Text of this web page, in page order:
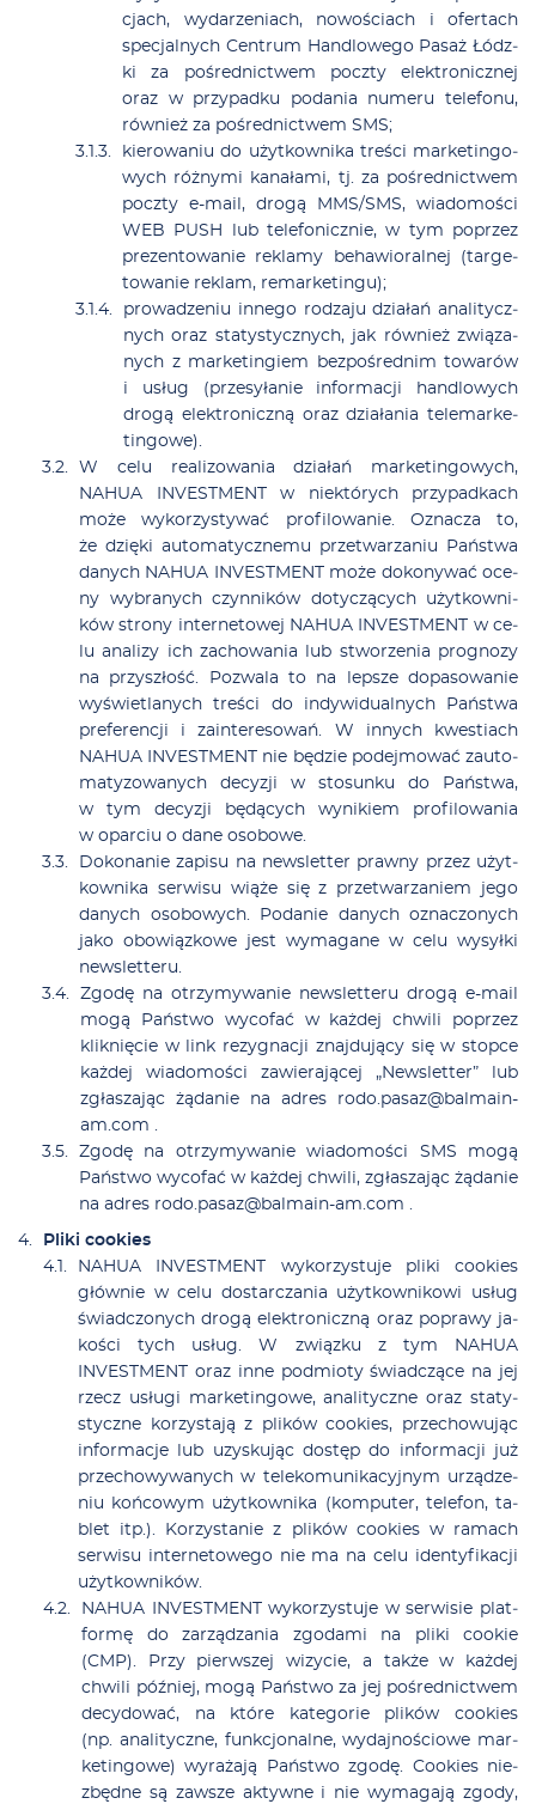
cjach, wy­da­rze­niach, no­wo­ściach i ofer­tach
spe­cjal­nych Cen­trum Han­dlo­we­go Pa­saż Łódz­
ki za po­śred­nic­twem pocz­ty elek­tro­nicz­nej
oraz w przy­pad­ku po­da­nia nu­me­ru te­le­fo­nu,
rów­nież za po­śred­nic­twem SMS;
kie­ro­wa­niu do użyt­kow­ni­ka tre­ści mar­ke­tin­go­
wych róż­ny­mi ka­na­ła­mi, tj. za po­śred­nic­twem
pocz­ty e-ma­il, dro­gą MMS/SMS, wia­do­mo­ści
WEB PUSH lub te­le­fo­nicz­nie, w tym po­przez
pre­zen­to­wa­nie re­kla­my be­ha­wio­ral­nej (tar­ge­
to­wa­nie re­klam, re­mar­ke­tin­gu);
pro­wa­dze­niu in­ne­go ro­dza­ju dzia­łań ana­li­tycz­
nych oraz sta­ty­stycz­nych, jak rów­nież zwią­za­
nych z mar­ke­tin­giem bez­po­śred­nim to­wa­rów
i usług (prze­sy­ła­nie in­for­ma­cji han­dlo­wych
dro­gą elek­tro­nicz­ną oraz dzia­ła­nia te­le­mar­ke­
tin­go­we).
W ce­lu re­ali­zo­wa­nia dzia­łań mar­ke­tin­go­wych,
NAHUA INVESTMENT w nie­któ­rych przy­pad­kach
mo­że wy­ko­rzy­sty­wać pro­fi­lo­wa­nie. Ozna­cza to,
że dzię­ki au­to­ma­tycz­ne­mu prze­twa­rza­niu Pań­stwa
da­nych NAHUA INVESTMENT mo­że do­ko­ny­wać oce­
ny wy­bra­nych czyn­ni­ków do­ty­czą­cych użyt­kow­ni­
ków stro­ny in­ter­ne­to­wej NAHUA INVESTMENT w ce­
lu ana­li­zy ich za­cho­wa­nia lub stwo­rze­nia pro­gno­zy
na przy­szłość. Po­zwa­la to na lep­sze do­pa­so­wa­nie
wy­świe­tla­nych tre­ści do in­dy­wi­du­al­nych Pań­stwa
pre­fe­ren­cji i za­in­te­re­so­wań. W in­nych kwe­stiach
NAHUA INVESTMENT nie bę­dzie po­dej­mo­wać zauto­
ma­ty­zo­wa­nych de­cy­zji w sto­sun­ku do Pań­stwa,
w tym de­cy­zji bę­dą­cych wy­ni­kiem pro­fi­lo­wa­nia
w opar­ciu o da­ne oso­bo­we.
Do­ko­na­nie za­pi­su na new­slet­ter praw­ny przez użyt­
kow­ni­ka ser­wi­su wią­że się z prze­twa­rza­niem je­go
da­nych oso­bo­wych. Po­da­nie da­nych ozna­czo­nych
ja­ko obo­wiąz­ko­we jest wy­ma­ga­ne w ce­lu wy­sył­ki
new­slet­teru.
Zgo­dę na otrzy­my­wa­nie new­slet­te­ru dro­gą e-ma­il
mo­gą Pań­stwo wy­co­fać w każ­dej chwi­li po­przez
klik­nię­cie w link re­zy­gna­cji znaj­du­ją­cy się w stop­ce
każ­dej wia­do­mo­ści za­wie­ra­ją­cej „New­slet­te­r” lub
zgła­sza­jąc żą­da­nie na ad­res ro­do.pa­sa­z@bal­ma­in-
am.com
Zgo­dę na otrzy­my­wa­nie wia­do­mo­ści SMS mo­gą
Pań­stwo wy­co­fać w każ­dej chwi­li, zgła­sza­jąc żą­da­nie
na ad­res ro­do.pa­sa­z@bal­ma­in-am.com
Pli­ki co­okies
NAHUA INVESTMENT wy­ko­rzy­stu­je pli­ki co­okies
głów­nie w ce­lu do­star­cza­nia użyt­kow­ni­ko­wi usług
świad­czo­nych dro­gą elek­tro­nicz­ną oraz po­pra­wy ja­
ko­ści tych usług. W związ­ku z tym NAHUA
INVESTMENT oraz in­ne podmio­ty świad­czą­ce na jej
rzecz usłu­gi mar­ke­tin­go­we, ana­li­tycz­ne oraz sta­ty­
stycz­ne ko­rzy­sta­ją z pli­ków co­okies, prze­cho­wu­jąc
in­for­ma­cje lub uzy­sku­jąc do­stęp do in­for­ma­cji już
prze­cho­wy­wa­nych w te­le­ko­mu­ni­ka­cyj­nym urzą­dze­
niu koń­co­wym użyt­kow­ni­ka (kom­pu­ter, te­le­fon, ta­
blet itp.). Ko­rzy­sta­nie z pli­ków co­okies w ra­mach
ser­wi­su in­ter­ne­to­we­go nie ma na ce­lu iden­ty­fi­ka­cji
użyt­kow­ni­ków.
NAHUA INVESTMENT wy­ko­rzy­stu­je w ser­wi­sie plat­
for­mę do za­rzą­dza­nia zgo­da­mi na pli­ki co­okie
(CMP). Przy pierw­szej wi­zy­cie, a tak­że w każ­dej
chwi­li póź­niej, mo­gą Pań­stwo za jej po­śred­nic­twem
de­cy­do­wać, na któ­re ka­te­go­rie pli­ków co­okies
(np. ana­li­tycz­ne, funk­cjo­nal­ne, wy­daj­no­ścio­we mar­
ke­tin­go­we) wy­ra­ża­ją Pań­stwo zgo­dę. Co­okies nie­
zbęd­ne są za­wsze ak­tyw­ne i nie wy­ma­ga­ją zgo­dy,